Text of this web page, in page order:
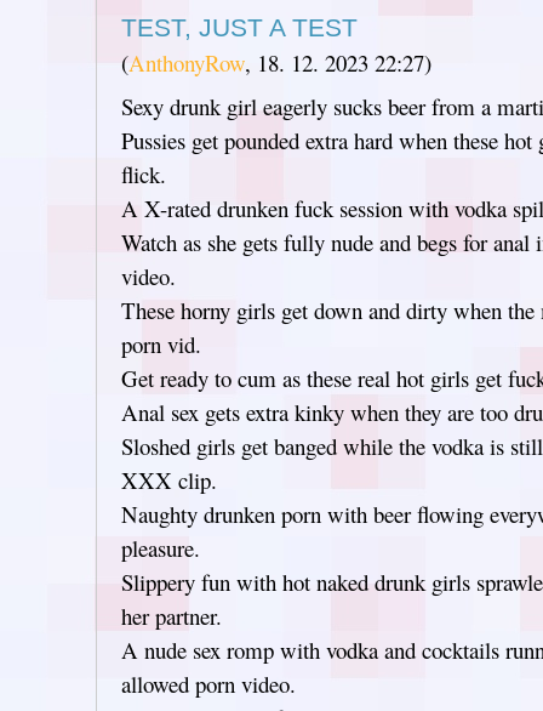
TEST, JUST A TEST
(AnthonyRow, 18. 12. 2023 22:27)
Sexy drunk girl eagerly sucks beer from a
Pussies get pounded extra hard when these
flick.
A X-rated drunken fuck session with vodka
Watch as she gets fully nude and begs for
video.
These horny girls get down and dirty when
porn vid.
Get ready to cum as these real hot girls get
Anal sex gets extra kinky when they are too
Sloshed girls get banged while the vodka is
XXX clip.
Naughty drunken porn with beer flowing
pleasure.
Slippery fun with hot naked drunk girls
her partner.
A nude sex romp with vodka and cocktails
allowed porn video.